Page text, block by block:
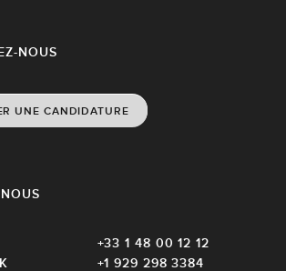
NOUS
UNE CANDIDATURE
+33 1 48 00 12 12
+1 929 298 3384